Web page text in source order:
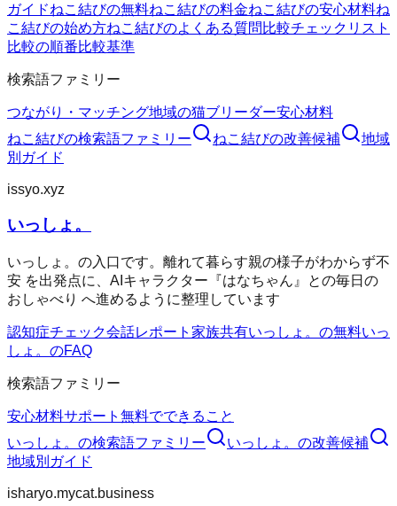
ガイドねこ結びの無料ねこ結びの料金ねこ結びの安心材料ね
こ結びの始め方ねこ結びのよくある質問 比較チェックリスト
比較の順番比較基準
検索語ファミリー
つながり・マッチング地域の猫ブリーダー安心材料
ねこ結びの検索語ファミリー ねこ結びの改善候補
地域
別ガイド
issyo.xyz
いっしょ。
いっしょ。の入口です。離れて暮らす親の様子がわからず不
安 を出発点に、AIキャラクター『はなちゃん』との毎日の
おしゃべり へ進めるように整理しています
認知症チェック会話レポート 家族共有いっしょ。の無料いっ
しょ。のFAQ
検索語ファミリー
安心材料サポート 無料でできること
いっしょ。 の検索語ファミリー いっしょ。 の改善候補
地域別ガイド
isharyo.mycat.business